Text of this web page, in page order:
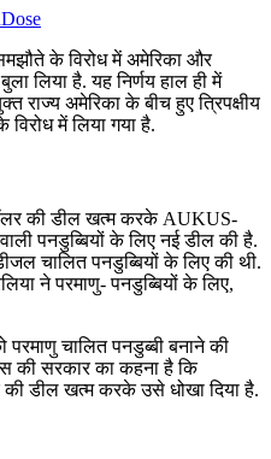
जुलाई 2026
जुलाई 2026
जुलाई 2026
के विरोध में अमेरिका और
लिया है. यह निर्णय हाल ही में
अमेरिका के बीच हुए त्रिपक्षीय
में लिया गया है.
की डील खत्म करके AUKUS-
पनडुब्बियों के लिए नई डील की है.
चालित पनडुब्बियों के लिए की थी.
ने परमाणु- पनडुब्बियों के लिए,
चालित पनडुब्‍बी बनाने की
की सरकार का कहना है कि
डील खत्म करके उसे धोखा दिया है.